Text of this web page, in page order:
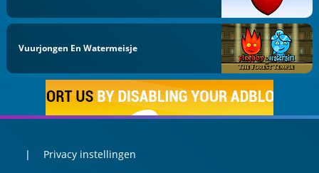
Vuurjongen En Watermeisje
Privacy instellingen